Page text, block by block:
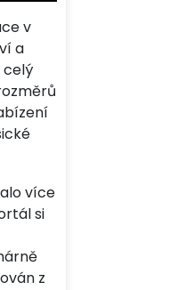
v
a
celý
více
si
z